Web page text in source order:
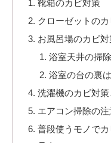
靴箱のカビ対策
クローゼットの
お風呂場のカビ
浴室天井の掃
浴室の台の裏
洗濯機のカビ対
エアコン掃除の
普段使うモノで